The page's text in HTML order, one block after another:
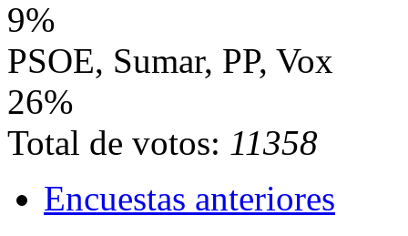
9%
PSOE, Sumar, PP, Vox
26%
Total de votos: 11358
Encuestas anteriores